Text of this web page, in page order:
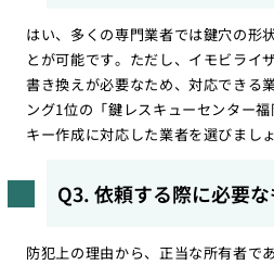
はい、多くの専門業者では鍵穴の形
とが可能です。ただし、イモビライ
書き換えが必要なため、対応できる
ング1位の「鍵レスキューセンター
キー作成に対応した業者を選びましょ
Q3. 依頼する際に必要
防犯上の理由から、正当な所有者で